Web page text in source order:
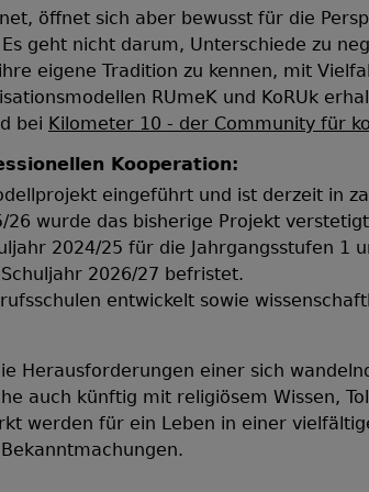
öffnet sich aber bewusst für die
geht nicht darum, Unterschiede zu
eigene Tradition zu kennen, mit
RUmeK und KoRUk
bei Kilometer 10 - der Community für
Kooperation:
eingeführt und ist derzeit in
wurde das bisherige Projekt
2024/25 für die Jahrgangsstufen 1
2026/27 befristet.
entwickelt sowie
Herausforderungen einer sich
auch künftig mit religiösem Wissen,
werden für ein Leben in einer